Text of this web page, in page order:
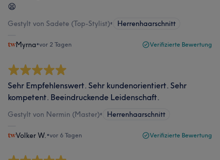
😫
Gestylt von Sadete (Top-Stylist)• Herrenhaarschnitt
Myrna•vor 2 Tagen Verifizierte Bewertung
Sehr Empfehlenswert. Sehr kundenorientiert. Sehr
kompetent. Beeindruckende Leidenschaft.
Gestylt von Nermin (Master)• Herrenhaarschnitt
Volker W. •vor 6 Tagen Verifizierte Bewertung